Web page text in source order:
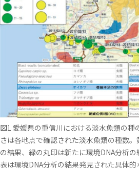
図1 愛媛県の重信川における淡水魚類の種
さは各地点で確認された淡水魚類の種数
の結果、緑の丸印は新たに環境DNA分析
表は環境DNA分析の結果発見された具体